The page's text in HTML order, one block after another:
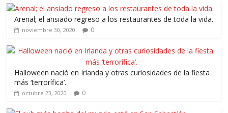
Arenal; el ansiado regreso a los restaurantes de toda la vida.
noviembre 30, 2020 0
Halloween nació en Irlanda y otras curiosidades de la fiesta
más ‘terrorífica’.
octubre 23, 2020 0